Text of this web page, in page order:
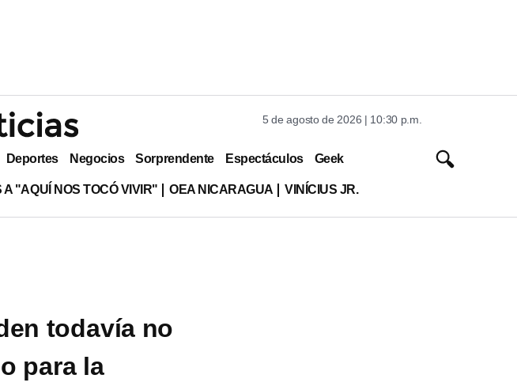
5 de agosto de 2026 | 10:30 p.m.
Deportes Negocios Sorprendente Espectáculos Geek
A "AQUÍ NOS TOCÓ VIVIR" OEA NICARAGUA VINÍCIUS JR.
todavía no
para la